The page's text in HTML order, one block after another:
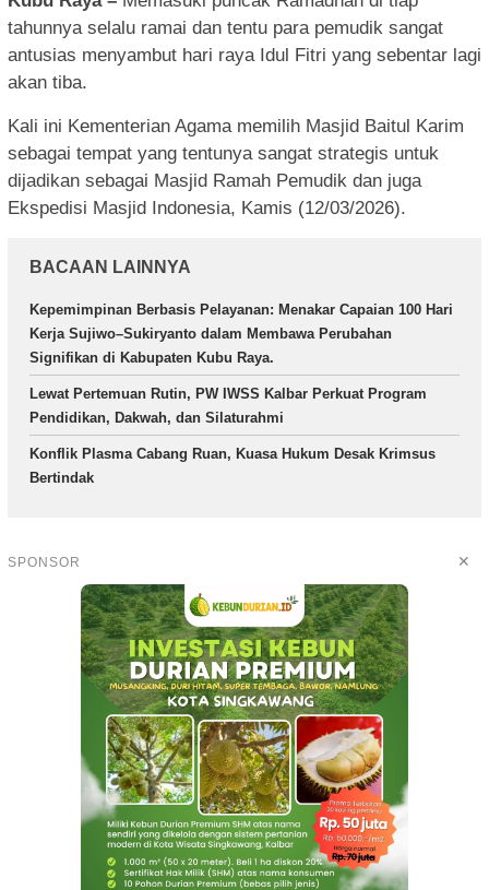
tahunnya selalu ramai dan tentu para pemudik sangat
antusias menyambut hari raya Idul Fitri yang sebentar lagi
akan tiba.
Kali ini Kementerian Agama memilih Masjid Baitul Karim
sebagai tempat yang tentunya sangat strategis untuk
dijadikan sebagai Masjid Ramah Pemudik dan juga
Ekspedisi Masjid Indonesia, Kamis (12/03/2026).
BACAAN LAINNYA
Kepemimpinan Berbasis Pelayanan: Menakar Capaian 100 Hari
Kerja Sujiwo–Sukiryanto dalam Membawa Perubahan
Signifikan di Kabupaten Kubu Raya.
Lewat Pertemuan Rutin, PW IWSS Kalbar Perkuat Program
Pendidikan, Dakwah, dan Silaturahmi
Konflik Plasma Cabang Ruan, Kuasa Hukum Desak Krimsus
Bertindak
SPONSOR ✕